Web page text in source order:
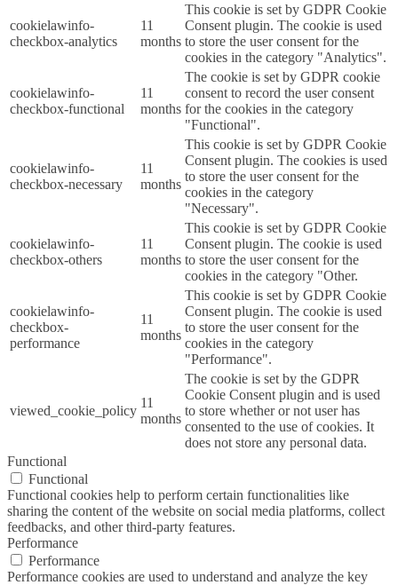
cookielawinfo-
checkbox-analytics
11
months
This cookie is set by GDPR Cookie
Consent plugin. The cookie is used
to store the user consent for the
cookies in the category "Analytics".
cookielawinfo-
checkbox-functional
11
months
The cookie is set by GDPR cookie
consent to record the user consent
for the cookies in the category
"Functional".
cookielawinfo-
checkbox-necessary
11
months
This cookie is set by GDPR Cookie
Consent plugin. The cookies is used
to store the user consent for the
cookies in the category
"Necessary".
cookielawinfo-
checkbox-others
11
months
This cookie is set by GDPR Cookie
Consent plugin. The cookie is used
to store the user consent for the
cookies in the category "Other.
cookielawinfo-
checkbox-
performance
11
months
This cookie is set by GDPR Cookie
Consent plugin. The cookie is used
to store the user consent for the
cookies in the category
"Performance".
viewed_cookie_policy
11
months
The cookie is set by the GDPR
Cookie Consent plugin and is used
to store whether or not user has
consented to the use of cookies. It
does not store any personal data.
Functional
Functional
Functional cookies help to perform certain functionalities like
sharing the content of the website on social media platforms, collect
feedbacks, and other third-party features.
Performance
Performance
Performance cookies are used to understand and analyze the key